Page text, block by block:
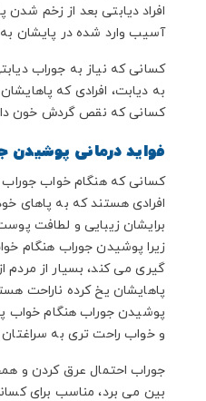
افراد دیابتی بعد از زخم شدن
آسیب وارد شده در پایشان
کسانی که نیاز به جوراب
به دیابت، افرادی که
کسانی که نقص گردش خون
فواید درمانی
کسانی که هنگام خواب
افرادی هستند که به پاهای
برایشان زیبایی و لطافت
زیرا پوشیدن جوراب هنگام
گیری می کند، بسیار از مردم
پاهایشان یخ کرده ناراحت
پوشیدن جوراب هنگام خواب
و خواب راحت تری به
جوراب احتمال عرق کردن و
بین می برد، مناسب برای